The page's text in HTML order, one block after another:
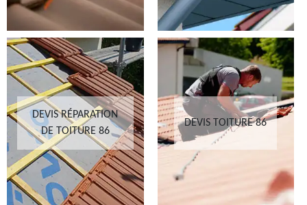
DEVIS RÉPARATION
DE TOITURE 86
DEVIS TOITURE 86